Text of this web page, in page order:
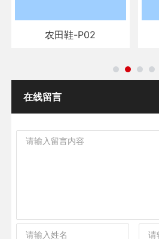
农田鞋-P02
在线留言